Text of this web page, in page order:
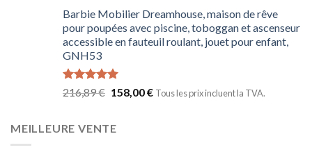
Barbie Mobilier Dreamhouse, maison de rêve
pour poupées avec piscine, toboggan et ascenseur
accessible en fauteuil roulant, jouet pour enfant,
GNH53
Note5.00
sur 5
216,89€ 158,00€ Tous les prix incluent la TVA.
MEILLEURE VENTE